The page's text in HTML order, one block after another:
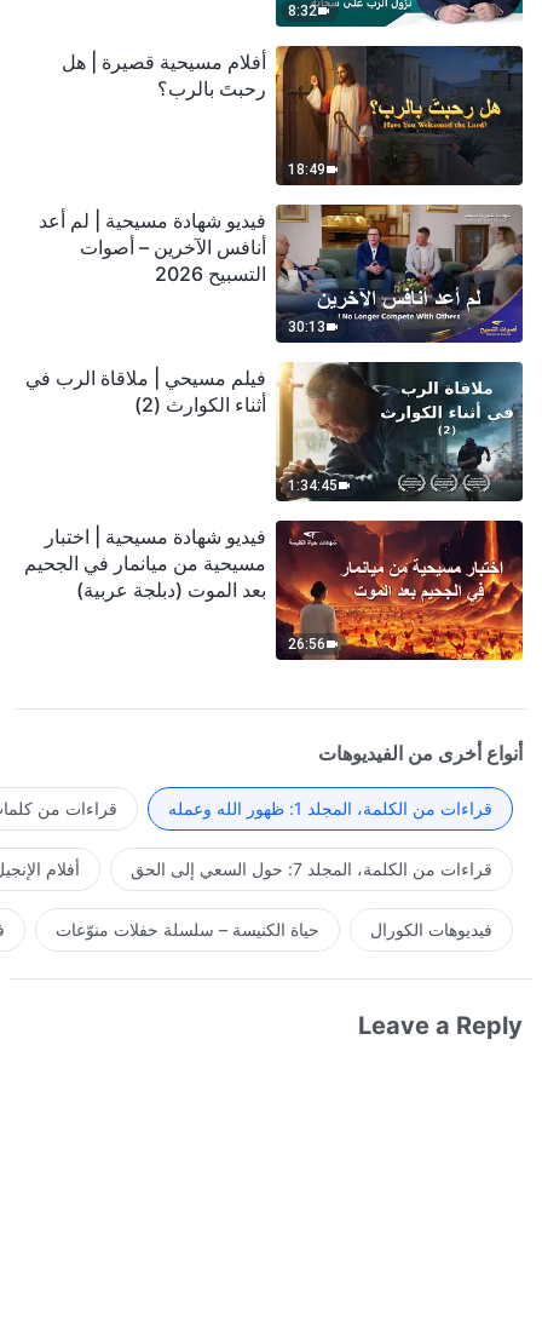
8:32
18:49
أفلام مسيحية قصيرة | هل
رحبتَ بالرب؟
30:13
فيديو شهادة مسيحية | لم أعد
أنافس الآخرين – أصوات
التسبيح 2026
1:34:45
فيلم مسيحي | ملاقاة الرب في
أثناء الكوارث (2)
26:56
فيديو شهادة مسيحية | اختبار
مسيحية من ميانمار في الجحيم
بعد الموت (دبلجة عربية)
أنواع أخرى من الفيديوهات
قراءات من الكلمة، المجلد 1: ظهور الله وعمله قراءات من
قراءات من الكلمة، المجلد 7: حول السعي إلى الحق أفلام
فيديوهات الكورال حياة الكنيسة – سلسلة حفلات منوّعات
Leave a Reply